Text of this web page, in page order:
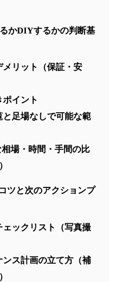
かDIYするかの判断基
リット（保証・安
イント
足場なしで可能な範
場・時間・手間の比
ツと次のアクションプ
ックリスト（写真撮
ス計画の立て方（補